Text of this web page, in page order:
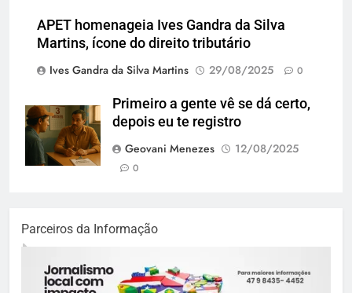
APET homenageia Ives Gandra da Silva
Martins, ícone do direito tributário
Ives Gandra da Silva Martins
29/08/2025 0
Primeiro a gente vê se dá certo,
depois eu te registro
Geovani Menezes
12/08/2025
0
Parceiros da Informação